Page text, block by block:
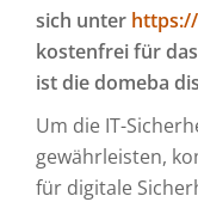
sich unter
kostenfrei für
ist die domeba
Um die IT-
gewährleisten,
für digitale